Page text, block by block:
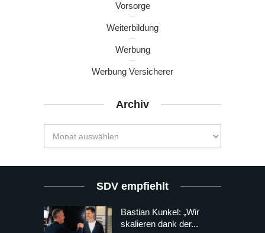
Vorsorge
Weiterbildung
Werbung
Werbung Versicherer
Archiv
SDV empfiehlt
Bastian Kunkel: „Wir
skalieren dank der...